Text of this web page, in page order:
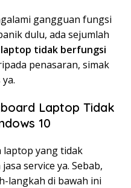
gangguan fungsi
dulu, ada sejumlah
tidak berfungsi
penasaran, simak
Laptop Tidak
10
laptop yang tidak
service ya. Sebab,
langkah di bawah ini